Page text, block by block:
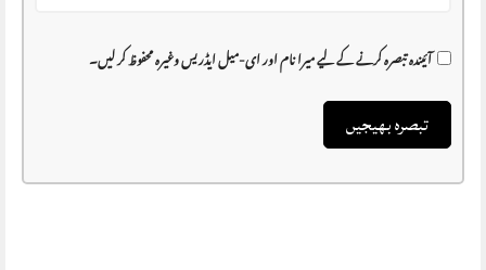
آئیندہ تبصرہ کرنے کے لیے میرا نام اور ای-میل ایڈریس وغیرہ محفوظ کر لیں۔